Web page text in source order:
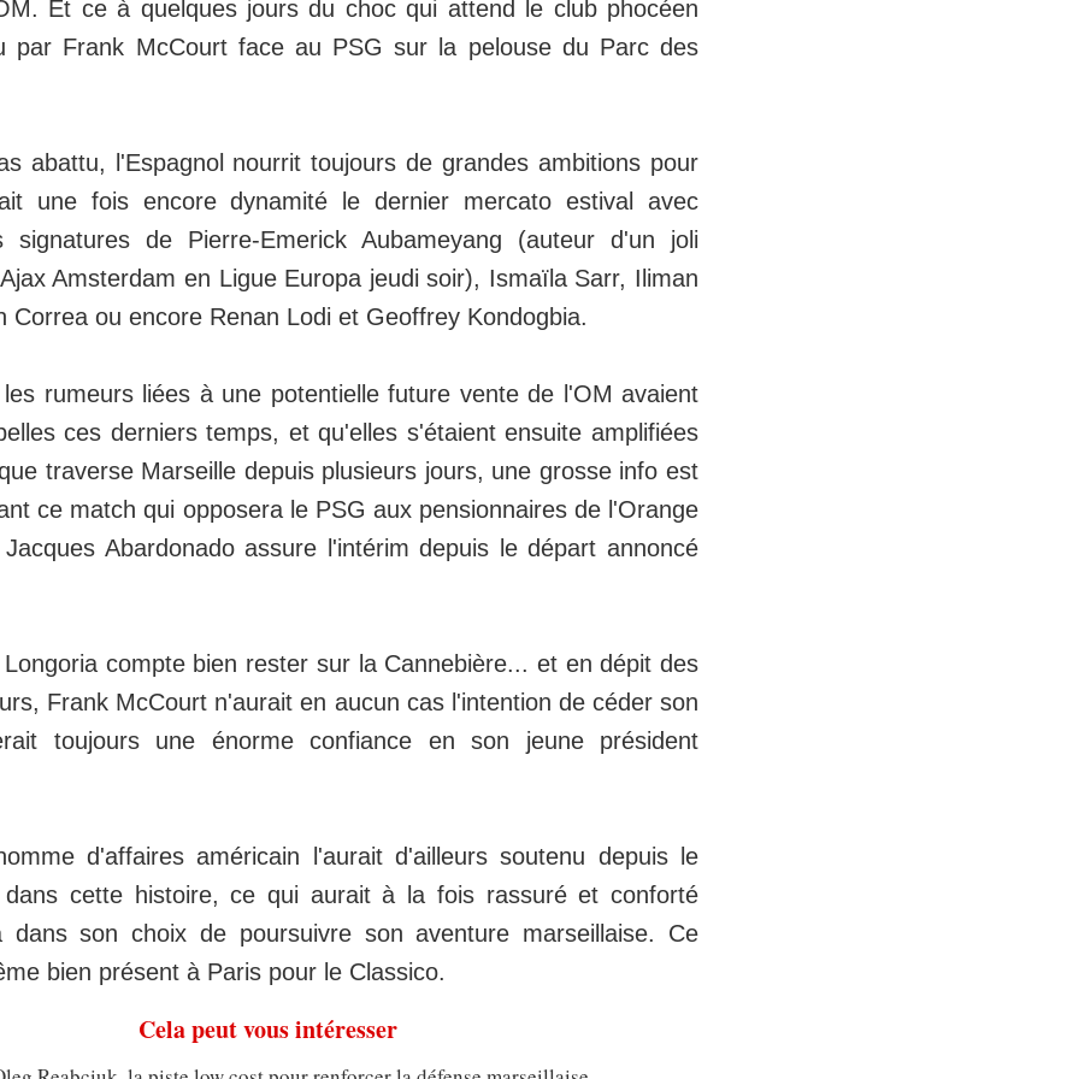
Et ce à quelques jours du choc qui attend le club phocéen
par Frank McCourt face au PSG sur la pelouse du Parc des
abattu, l'Espagnol nourrit toujours de grandes ambitions pour
une fois encore dynamité le dernier mercato estival avec
signatures de Pierre-Emerick Aubameyang (auteur d'un joli
Amsterdam en Ligue Europa jeudi soir), Ismaïla Sarr, Iliman
Correa ou encore Renan Lodi et Geoffrey Kondogbia.
rumeurs liées à une potentielle future vente de l'OM avaient
ces derniers temps, et qu'elles s'étaient ensuite amplifiées
traverse Marseille depuis plusieurs jours, une grosse info est
ce match qui opposera le PSG aux pensionnaires de l'Orange
Abardonado assure l'intérim depuis le départ annoncé
compte bien rester sur la Cannebière... et en dépit des
Frank McCourt n'aurait en aucun cas l'intention de céder son
toujours une énorme confiance en son jeune président
d'affaires américain l'aurait d'ailleurs soutenu depuis le
cette histoire, ce qui aurait à la fois rassuré et conforté
dans son choix de poursuivre son aventure marseillaise. Ce
bien présent à Paris pour le Classico.
Cela peut vous intéresser